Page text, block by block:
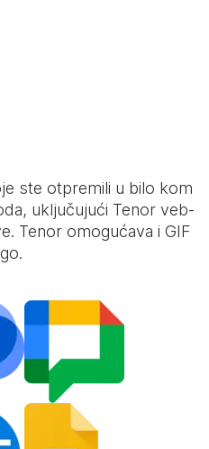
ste otpremili u bilo kom
uključujući Tenor veb-
. Tenor omogućava i GIF